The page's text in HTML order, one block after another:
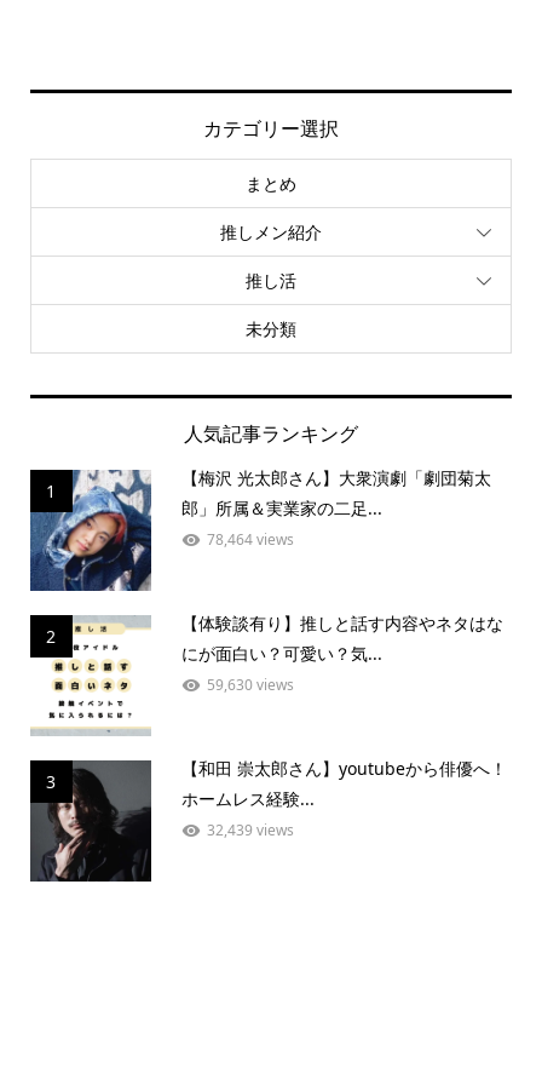
カテゴリー選択
まとめ
推しメン紹介
推し活
未分類
人気記事ランキング
1
【梅沢 光太郎さん】大衆演劇「劇団菊太
郎」所属＆実業家の二足...
78,464 views
2
【体験談有り】推しと話す内容やネタはな
にが面白い？可愛い？気...
59,630 views
3
【和田 崇太郎さん】youtubeから俳優へ！
ホームレス経験...
32,439 views